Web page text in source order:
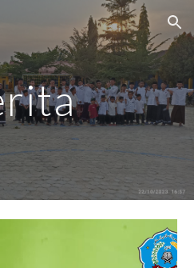
Skip to navigation